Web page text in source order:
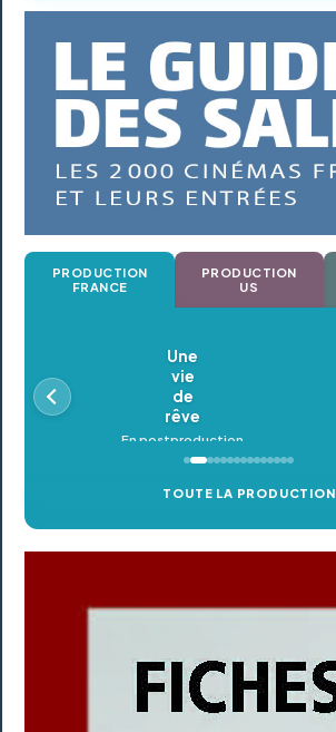
PRODUCTION
FRANCE
PRODUCTION
US
Oldeupe
En postproduction
TOUTE LA PRODUCTION